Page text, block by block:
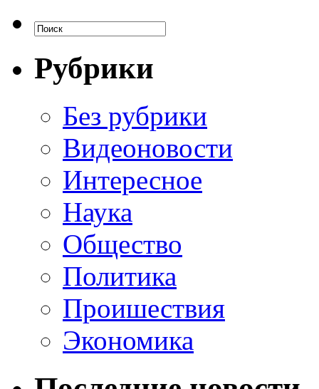
Рубрики
Без рубрики
Видеоновости
Интересное
Наука
Общество
Политика
Проишествия
Экономика